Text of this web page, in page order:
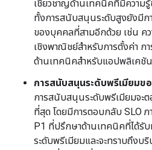
เชี่ยวชาญด้านเทคนิคที่มีควา
ทั้งการสนับสนุนระดับสูงยังมีก
ของบุคคลที่สามอีกด้วย เช่น ค
เชิงพาณิชย์สำหรับการตั้งค่า ก
ด้านเทคนิคสำหรับแอปพลิเคชั
การสนับสนุนระดับพรีเมียมข
การสนับสนุนระดับพรีเมียมจะต
ที่สุด โดยมีการตอบกลับ SLO ภ
P1 ที่ปรึกษาด้านเทคนิคที่ได้รั
ระดับพรีเมียมและจะทราบถึงบ